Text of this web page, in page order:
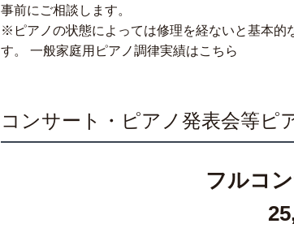
事前にご相談します。
※ピアノの状態によっては修理を経ないと基本的
す。 一般家庭用ピアノ調律実績はこちら
コンサート・ピアノ発表会等ピ
フルコ